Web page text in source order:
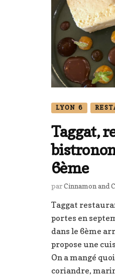
LYON 6
Taggat,
6ème
parCinnamon and
Taggat
portes en
dans le 6ème
propose une
On a mangé
coriandre,